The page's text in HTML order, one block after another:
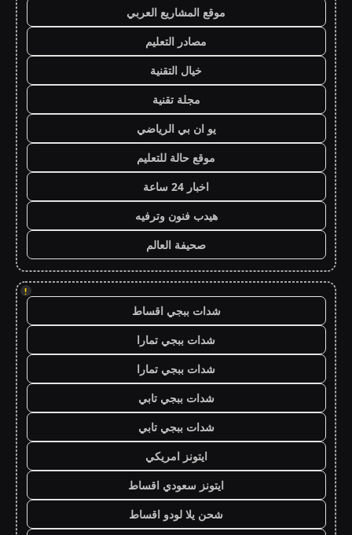
موقع المشاريع العربي
مصادر التعليم
خيال التقنية
مجلة تقنية
يو ان بي الرياضي
موقع حالة للتعليم
اخبار 24 ساعة
هيدب فنون وترفيه
صحيفة العالم
!
شدات ببجي اقساط
شدات ببجي تمارا
شدات ببجي تمارا
شدات ببجي تابي
شدات ببجي تابي
ايتونز امريكي
ايتونز سعودي اقساط
شحن يلا لودو اقساط